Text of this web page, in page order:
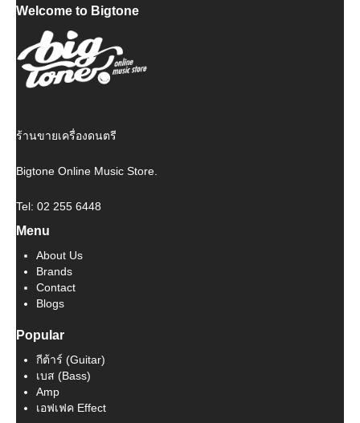
was:
is:
Welcome to Bigtone
ร้านขายเครื่องดนตรี
Bigtone Online Music Store.
Tel: 02 255 6448
Menu
About Us
Brands
Contact
Blogs
Popular
กีต้าร์ (Guitar)
เบส (Bass)
Amp
เอฟเฟค Effect